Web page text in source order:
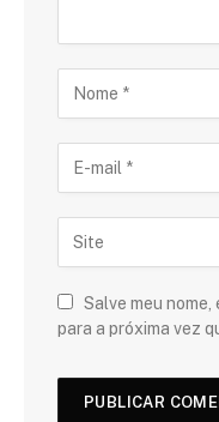
Salve meu
para a próxima vez